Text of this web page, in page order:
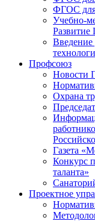
ФГОС
Учебно-
Профсоюз
Новости
Охрана
Газета
Конкурс
таланта»
Проектное